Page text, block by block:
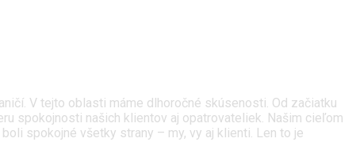
V tejto oblasti máme dlhoročné skúsenosti. Od začiatku
spokojnosti našich klientov aj opatrovateliek. Našim cieľom
spokojné všetky strany – my, vy aj klienti. Len to je